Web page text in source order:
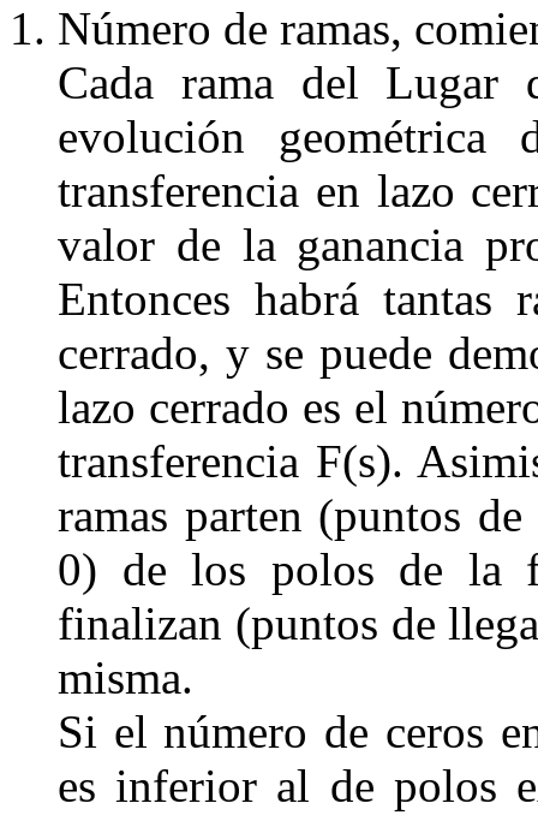
Número de ramas,
Cada rama del Lugar
evolución
transferencia en lazo
valor de la ganancia
Entonces habrá tantas
cerrado, y se puede
lazo cerrado es el n
transferencia F(s).
ramas parten (puntos
0) de los polos de la
finalizan (puntos de
misma.
Si el número de ceros
es inferior al de polos